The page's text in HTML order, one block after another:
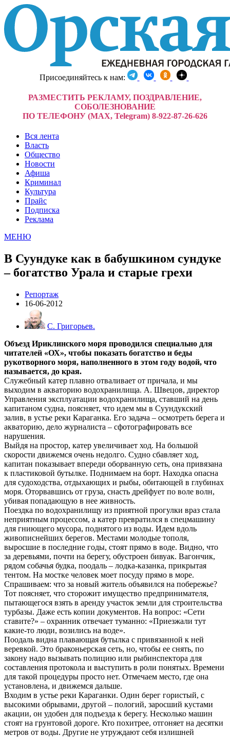
Присоединяйтесь к нам:
РАЗМЕСТИТЬ РЕКЛАМУ, ПОЗДРАВЛЕНИЕ,
СОБОЛЕЗНОВАНИЕ
ПО ТЕЛЕФОНУ (MAX, Telegram) 8-922-87-26-626
Вся лента
Власть
Общество
Новости
Афиша
Криминал
Культура
Прайс
Подписка
Реклама
МЕНЮ
В Суундуке как в бабушкином сундуке
– богатство Урала и старые грехи
Репортаж
16-06-2012
С. Григорьев.
Объезд Ириклинского моря проводился специально для
читателей «ОХ», чтобы показать богатство и беды
рукотворного моря, наполненного в этом году водой, что
называется, до края.
Служебный катер плавно отваливает от причала, и мы
выходим в акваторию водохранилища. А. Швецов, директор
Управления эксплуатации водохранилища, ставший на день
капитаном судна, поясняет, что идем мы в Суундукский
залив, в устье реки Караганка. Его задача – осмотреть берега и
акваторию, дело журналиста – сфотографировать все
нарушения.
Выйдя на простор, катер увеличивает ход. На большой
скорости движемся очень недолго. Судно сбавляет ход,
капитан показывает впереди оборванную сеть, она привязана
к пластиковой бутылке. Поднимаем на борт. Находка опасна
для судоходства, отдыхающих и рыбы, обитающей в глубинах
моря. Оторвавшись от груза, снасть дрейфует по воле волн,
убивая попадающую в нее живность.
Поездка по водохранилищу из приятной прогулки враз стала
неприятным процессом, а катер превратился в спецмашину
для гниющего мусора, поднятого из воды. Идем вдоль
живописнейших берегов. Местами молодые тополя,
выросшие в последние годы, стоят прямо в воде. Видно, что
за деревьями, почти на берегу, обустроен бивуак. Вагончик,
рядом собачья будка, поодаль – лодка-казанка, прикрытая
тентом. На мостке человек моет посуду прямо в море.
Спрашиваем: что за новый житель объявился на побережье?
Тот поясняет, что сторожит имущество предпринимателя,
пытающегося взять в аренду участок земли для строительства
турбазы. Даже есть копии документов. На вопрос: «Сети
ставите?» – охранник отвечает туманно: «Приезжали тут
какие-то люди, возились на воде».
Поодаль видна плавающая бутылка с привязанной к ней
веревкой. Это браконьерская сеть, но, чтобы ее снять, по
закону надо вызывать полицию или рыбинспектора для
составления протокола и выступить в роли понятых. Времени
для такой процедуры просто нет. Отмечаем место, где она
установлена, и движемся дальше.
Входим в устье реки Караганки. Один берег гористый, с
высокими обрывами, другой – пологий, заросший кустами
акации, он удобен для подъезда к берегу. Несколько машин
стоят на грунтовой дороге. Кто похитрее, отгоняет на десятки
метров от воды. Другие не утруждают себя излишней